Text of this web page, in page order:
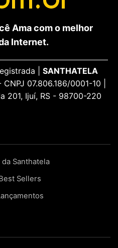
Ama com o melhor
Internet.
| SANTHATELA
CNPJ 07.806.186/0001-10 |
201, Ijuí, RS - 98700-220
Santhatela
Sellers